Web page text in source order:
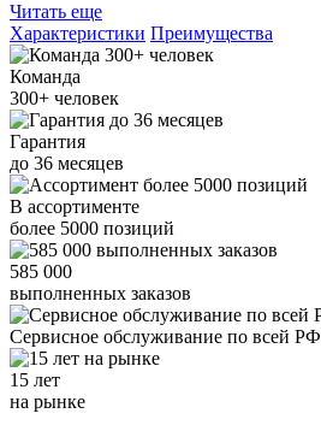
Читать еще
Характеристики Преимущества
Команда
300+ человек
Гарантия
до 36 месяцев
В ассортименте
более 5000 позиций
585 000
выполненных заказов
Сервисное обслуживание по всей РФ
15 лет
на рынке